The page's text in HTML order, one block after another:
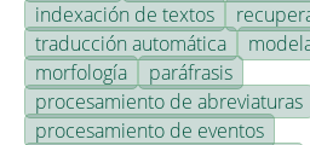
indexación de textos
traducción automática
morfología
paráfrasis
procesamiento de abreviaturas
procesamiento de eventos